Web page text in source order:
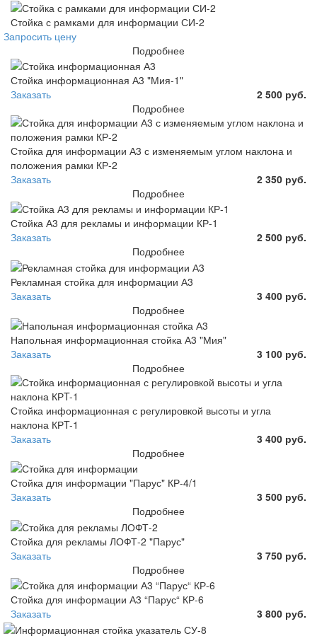
Стойка с рамками для информации СИ-2
Запросить цену
Подробнее
Стойка информационная А3 "Мия-1"
Заказать
2 500 руб.
Подробнее
Стойка для информации А3 с изменяемым углом наклона и
положения рамки КР-2
Заказать
2 350 руб.
Подробнее
Стойка А3 для рекламы и информации КР-1
Заказать
2 500 руб.
Подробнее
Рекламная стойка для информации А3
Заказать
3 400 руб.
Подробнее
Напольная информационная стойка А3 "Мия"
Заказать
3 100 руб.
Подробнее
Стойка информационная с регулировкой высоты и угла
наклона КРT-1
Заказать
3 400 руб.
Подробнее
Стойка для информации "Парус" КР-4/1
Заказать
3 500 руб.
Подробнее
Стойка для рекламы ЛОФТ-2 "Парус"
Заказать
3 750 руб.
Подробнее
Стойка для информации А3 “Парус“ КР-6
Заказать
3 800 руб.